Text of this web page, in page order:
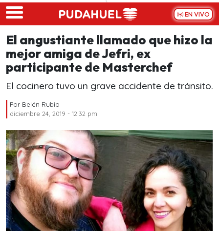
Skip to main content
EN VIVO
El angustiante llamado que hizo la
mejor amiga de Jefri, ex
participante de Masterchef
El cocinero tuvo un grave accidente de tránsito.
Por Belén Rubio
diciembre 24, 2019 - 12:32 pm